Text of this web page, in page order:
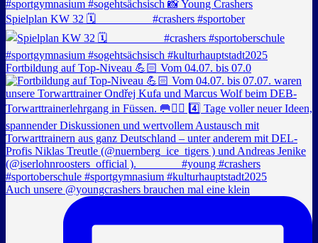
Spielplan KW 32 🗓️ _________ #crashers #sportober
Fortbildung auf Top-Niveau 💪🏻 Vom 04.07. bis 07.0
Auch unsere @youngcrashers brauchen mal eine klein